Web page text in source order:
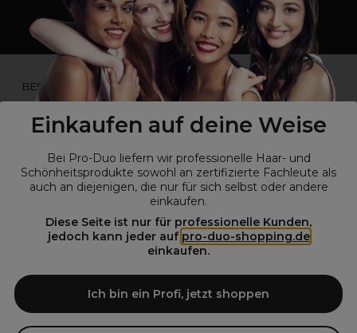
Einkaufen auf deine Weise
Bei Pro-Duo liefern wir professionelle Haar- und
Schönheitsprodukte sowohl an zertifizierte Fachleute als
auch an diejenigen, die nur für sich selbst oder andere
einkaufen.
Diese Seite ist nur für professionelle Kunden,
jedoch kann jeder auf pro-duo-shopping.de
einkaufen.
Ich bin ein Profi, jetzt shoppen
*Du bist kein Profikunde?
BESUCHE
UNSERE WEBSEITE FÜR ENDVERBRAUCHER.*
Pro-Duo ist Ihr zuverlässiger Partner für hochwertige Produkte im
Friseur- und Kosmetikbereich. Unsere sorgfältig ausgewählten,